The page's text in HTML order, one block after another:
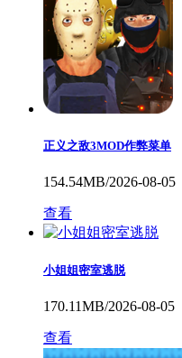
正义之敌3MOD作弊菜单
154.54MB/2026-08-05
查看
小姐姐密室逃脱
170.11MB/2026-08-05
查看